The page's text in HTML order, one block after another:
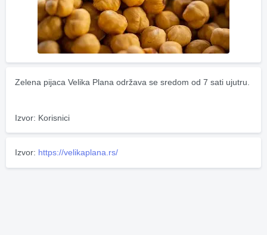
Zelena pijaca Velika Plana održava se sredom od 7 sati ujutru.
Izvor: Korisnici
Izvor: https://velikaplana.rs/